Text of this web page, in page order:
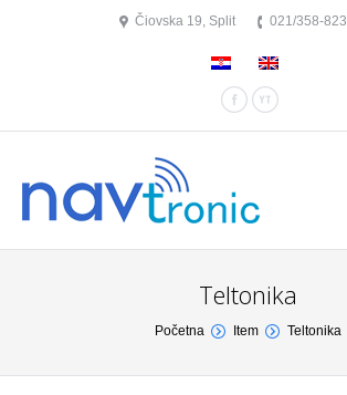
Čiovska 19, Split 021/358-823
FacebookYouTube
Teltonika
Početna Item Teltonika